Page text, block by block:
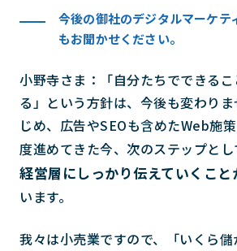
今後の御社のデジタルマーケテ
もお聞かせください。
小野寺さま：「自分たちでできる
る」という方針は、今後も変わり
じめ、広告やSEOも含めたWeb施
度進めてきた今、次のステップと
経営層にしっかり伝えていくこと
います。
我々は小売業ですので、「いくら